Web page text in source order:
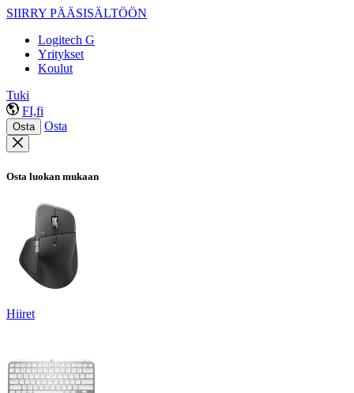
SIIRRY PÄÄSISÄLTÖÖN
Logitech G
Yritykset
Koulut
Tuki
FI,fi
Osta Osta
Osta luokan mukaan
Hiiret